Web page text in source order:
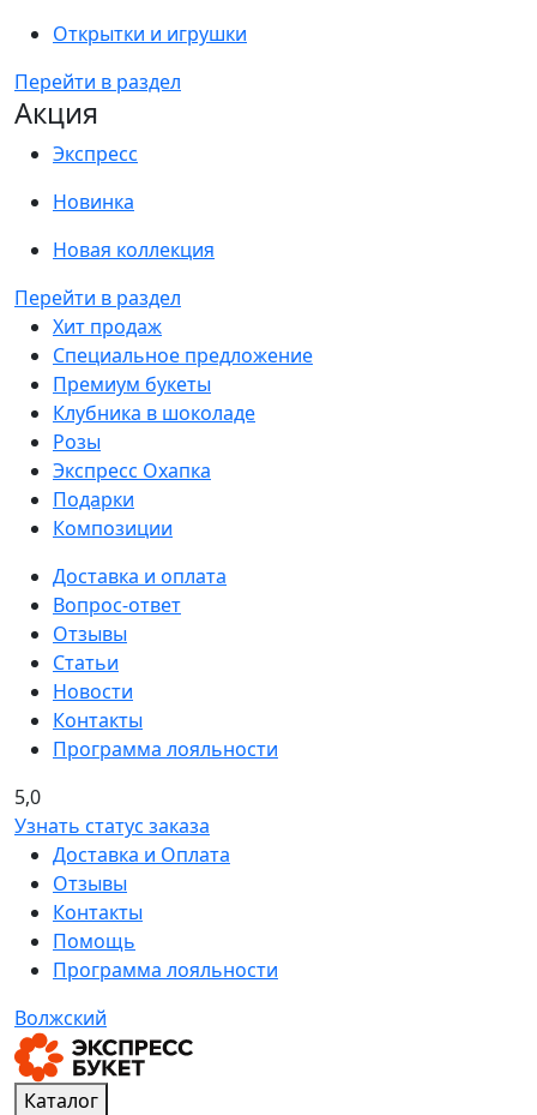
Открытки и игрушки
Перейти в раздел
Акция
Экспресс
Новинка
Новая коллекция
Перейти в раздел
Хит продаж
Специальное предложение
Премиум букеты
Клубника в шоколаде
Розы
Экспресс Охапка
Подарки
Композиции
Доставка и оплата
Вопрос-ответ
Отзывы
Статьи
Новости
Контакты
Программа лояльности
5,0
Узнать статус заказа
Доставка и Оплата
Отзывы
Контакты
Помощь
Программа лояльности
Волжский
Каталог